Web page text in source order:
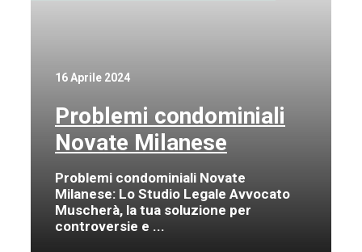
16 Aprile 2024
Problemi condominiali
Novate Milanese
Problemi condominiali Novate
Milanese: Lo Studio Legale Avvocato
Muscherà, la tua soluzione per
controversie e ...